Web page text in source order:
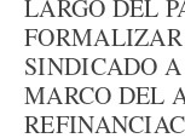
LARGO DEL
SINDICADO
MARCO DEL